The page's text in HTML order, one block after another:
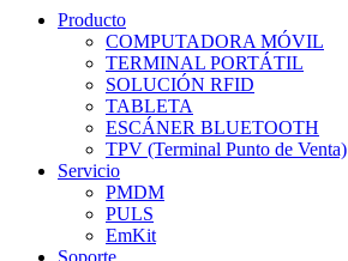
Producto
COMPUTADORA MÓVIL
TERMINAL PORTÁTIL
SOLUCIÓN RFID
TABLETA
ESCÁNER BLUETOOTH
TPV (Terminal Punto de Venta)
Servicio
PMDM
PULS
EmKit
Soporte